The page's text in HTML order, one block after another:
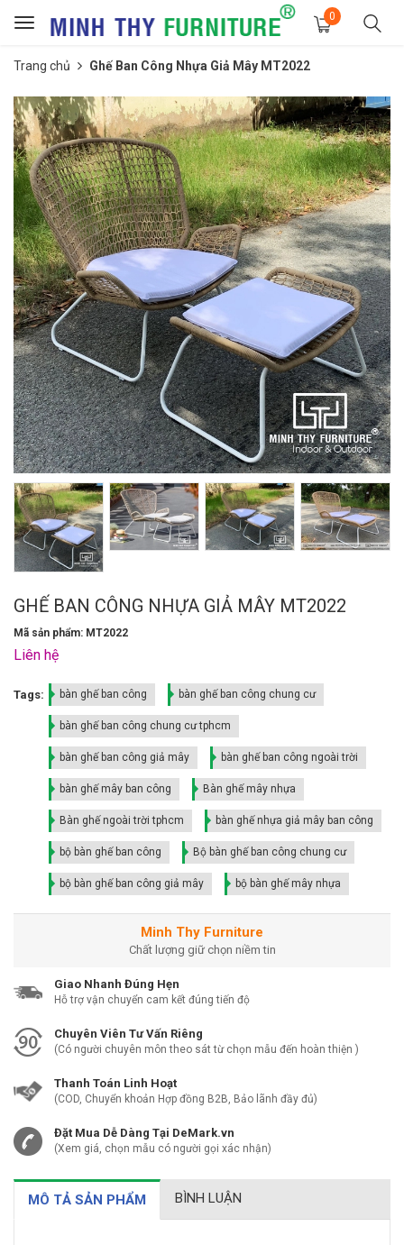
Toggle
0
Trang chủ Ghế Ban Công Nhựa Giả Mây MT2022
GHẾ BAN CÔNG NHỰA GIẢ MÂY MT2022
Mã sản phẩm: MT2022
Liên hệ
Tags: bàn ghế ban công bàn ghế ban công chung cư
bàn ghế ban công chung cư tphcm
bàn ghế ban công giả mây bàn ghế ban công ngoài trời
bàn ghế mây ban công Bàn ghế mây nhựa
Bàn ghế ngoài trời tphcm bàn ghế nhựa giả mây ban công
bộ bàn ghế ban công Bộ bàn ghế ban công chung cư
bộ bàn ghế ban công giả mây bộ bàn ghế mây nhựa
Minh Thy Furniture
Chất lượng giữ chọn niềm tin
Giao Nhanh Đúng Hẹn
Hỗ trợ vận chuyển cam kết đúng tiến độ
Chuyên Viên Tư Vấn Riêng
(Có người chuyên môn theo sát từ chọn mẫu đến hoàn thiện )
Thanh Toán Linh Hoạt
(COD, Chuyển khoản Hợp đồng B2B, Bảo lãnh đầy đủ)
Đặt Mua Dễ Dàng Tại DeMark.vn
(Xem giá, chọn mẫu có người gọi xác nhận)
MÔ TẢ SẢN PHẨM BÌNH LUẬN